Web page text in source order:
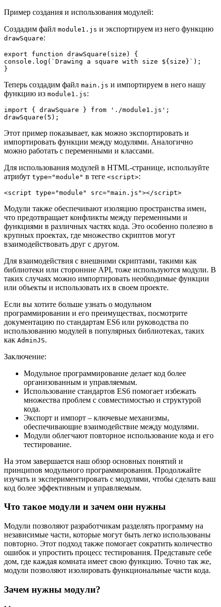
Пример создания и использования модулей:
Создадим файл module1.js и экспортируем из него функцию
drawSquare:
export function drawSquare(size) {
console.log(`Drawing a square with size ${size}`);
Теперь создадим файл main.js и импортируем в него нашу
функцию из module1.js:
import { drawSquare } from './module1.js';
Этот пример показывает, как можно экспортировать и
импортировать функции между модулями. Аналогично
можно работать с переменными и классами.
Для использования модулей в HTML-странице, используйте
атрибут type="module" в теге <script>:
Модули также обеспечивают изоляцию пространства имен,
что предотвращает конфликты между переменными и
функциями в различных частях кода. Это особенно полезно в
крупных проектах, где множество скриптов могут
взаимодействовать друг с другом.
Для взаимодействия с внешними скриптами, такими как
библиотеки или сторонние API, тоже используются модули. В
таких случаях можно импортировать необходимые функции
или объекты и использовать их в своем проекте.
Если вы хотите больше узнать о модульном
программировании и его преимуществах, посмотрите
документацию по стандартам ES6 или руководства по
использованию модулей в популярных библиотеках, таких
как AdminJS.
Заключение:
Модульное программирование делает код более
организованным и управляемым.
Использование стандартов ES6 помогает избежать
множества проблем с совместимостью и структурой
кода.
Экспорт и импорт – ключевые механизмы,
обеспечивающие взаимодействие между модулями.
Модули облегчают повторное использование кода и его
тестирование.
На этом завершается наш обзор основных понятий и
принципов модульного программирования. Продолжайте
изучать и экспериментировать с модулями, чтобы сделать ваш
код более эффективным и управляемым.
Что такое модули и зачем они нужны
Модули позволяют разработчикам разделять программу на
независимые части, которые могут быть легко использованы
повторно. Этот подход также помогает сократить количество
ошибок и упростить процесс тестирования. Представьте себе
дом, где каждая комната имеет свою функцию. Точно так же,
модули позволяют изолировать функциональные части кода.
Зачем нужны модули?